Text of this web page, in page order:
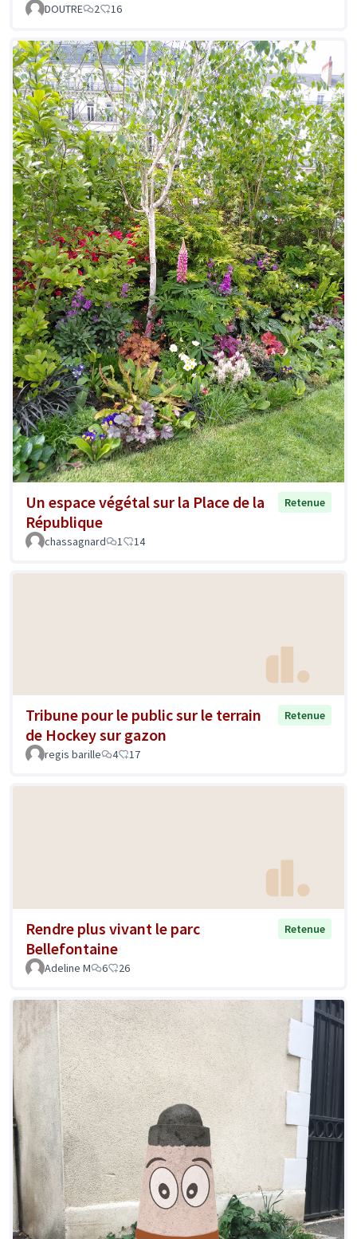
DOUTRE 2 16
Un espace végétal sur la Place de la
République
Retenue
chassagnard 1 14
Tribune pour le public sur le terrain
de Hockey sur gazon
Retenue
regis barille 4 17
Rendre plus vivant le parc
Bellefontaine
Retenue
Adeline M 6 26